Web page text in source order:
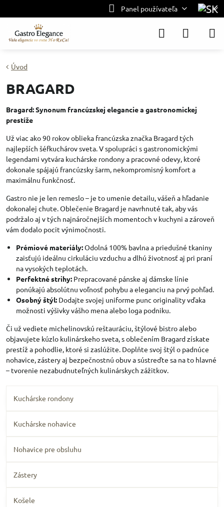
Panel používateľa
Úvod
BRAGARD
Bragard: Synonum francúzskej elegancie a gastronomickej
prestíže
Už viac ako 90 rokov oblieka francúzska značka Bragard tých
najlepších šéfkuchárov sveta. V spolupráci s gastronomickými
legendami vytvára kuchárske rondony a pracovné odevy, ktoré
dokonale spájajú francúzsky šarm, nekompromisný komfort a
maximálnu funkčnosť.
Gastro nie je len remeslo – je to umenie detailu, vášeň a hľadanie
dokonalej chute. Oblečenie Bragard je navrhnuté tak, aby vás
podržalo aj v tých najnáročnejších momentoch v kuchyni a zároveň
vám dodalo pocit výnimočnosti.
Prémiové materiály:Odolná 100% bavlna a priedušné tkaniny
zaisťujú ideálnu cirkuláciu vzduchu a dlhú životnosť aj pri praní
na vysokých teplotách.
Perfektné strihy: Prepracované pánske aj dámske línie
ponúkajú absolútnu voľnosť pohybu a eleganciu na prvý pohľad.
Osobný štýl: Dodajte svojej uniforme punc originality vďaka
možnosti výšivky vášho mena alebo loga podniku.
Či už vediete michelinovskú reštauráciu, štýlové bistro alebo
objavujete kúzlo kulinárskeho sveta, s oblečením Bragard získate
prestíž a pohodlie, ktoré si zaslúžite. Doplňte svoj štýl o padnúce
nohavice, zástery aj bezpečnostnú obuv a sústreďte sa na to hlavné
– tvorenie nezabudnuteľných kulinárskych zážitkov.
Kuchárske rondony
Kuchárske nohavice
Nohavice pre obsluhu
Zástery
Košele